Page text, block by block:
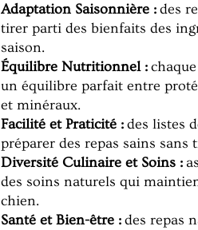
Adaptation Saisonnière :des
tirer parti des bienfaits des
saison.
Équilibre Nutritionnel :
un équilibre parfait entre
et minéraux.
Facilité et Praticité :des listes
préparer des repas sains sans
Diversité Culinaire et Soins :
des soins naturels qui
chien.
Santé et Bien-être :des repas